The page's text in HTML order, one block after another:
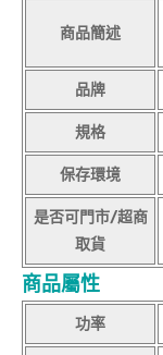
商品簡述
品牌
規格
保存環境
是否可門市/超商
取貨
商品屬性
功率